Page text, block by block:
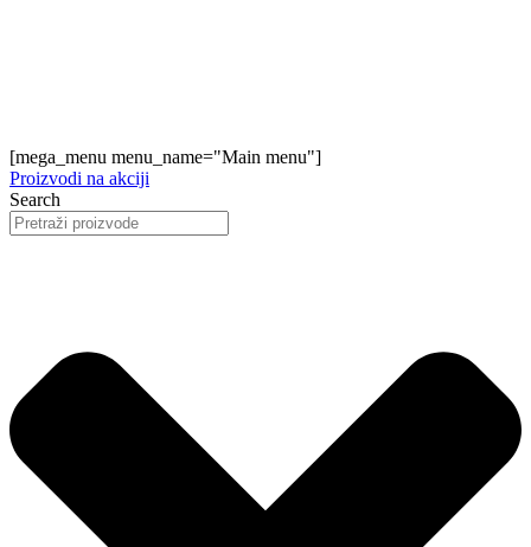
[mega_menu menu_name="Main menu"]
Proizvodi na akciji
Search